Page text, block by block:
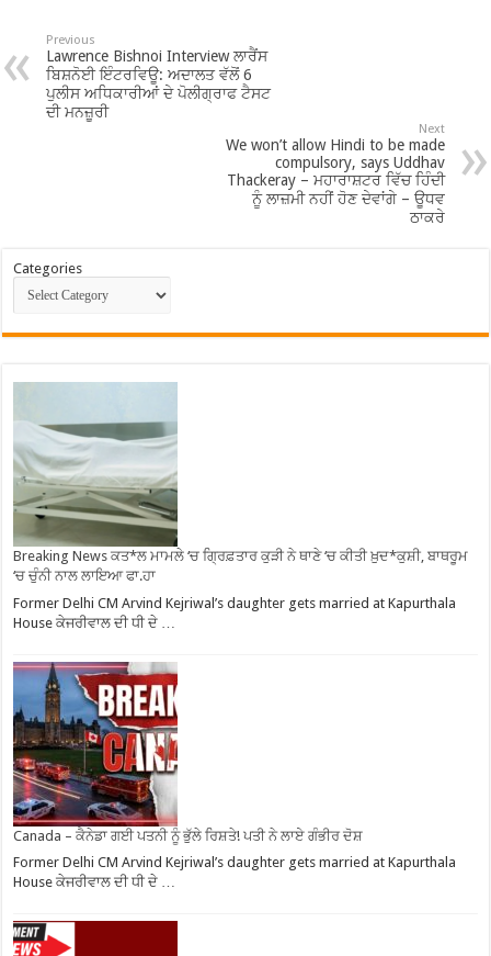
Previous
Lawrence Bishnoi Interview ਲਾਰੈਂਸ
ਬਿਸ਼ਨੋਈ ਇੰਟਰਵਿਊ: ਅਦਾਲਤ ਵੱਲੋਂ 6
ਪੁਲੀਸ ਅਧਿਕਾਰੀਆਂ ਦੇ ਪੋਲੀਗ੍ਰਾਫ ਟੈਸਟ
ਦੀ ਮਨਜ਼ੂਰੀ
Next
We won’t allow Hindi to be made
compulsory, says Uddhav
Thackeray – ਮਹਾਰਾਸ਼ਟਰ ਵਿੱਚ ਹਿੰਦੀ
ਨੂੰ ਲਾਜ਼ਮੀ ਨਹੀਂ ਹੋਣ ਦੇਵਾਂਗੇ – ਊਧਵ
ਠਾਕਰੇ
Categories
Breaking News ਕਤ*ਲ ਮਾਮਲੇ ‘ਚ ਗ੍ਰਿਫ਼ਤਾਰ ਕੁੜੀ ਨੇ ਥਾਣੇ ‘ਚ ਕੀਤੀ ਖ਼ੁਦ*ਕੁਸ਼ੀ, ਬਾਥਰੂਮ
‘ਚ ਚੁੰਨੀ ਨਾਲ ਲਾਇਆ ਫਾ.ਹਾ
Former Delhi CM Arvind Kejriwal’s daughter gets married at Kapurthala
House ਕੇਜਰੀਵਾਲ ਦੀ ਧੀ ਦੇ …
Canada – ਕੈਨੇਡਾ ਗਈ ਪਤਨੀ ਨੂੰ ਭੁੱਲੇ ਰਿਸ਼ਤੇ! ਪਤੀ ਨੇ ਲਾਏ ਗੰਭੀਰ ਦੋਸ਼
Former Delhi CM Arvind Kejriwal’s daughter gets married at Kapurthala
House ਕੇਜਰੀਵਾਲ ਦੀ ਧੀ ਦੇ …